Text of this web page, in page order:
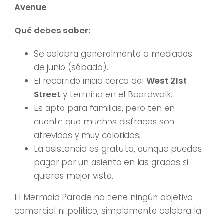
Avenue.
Qué debes saber:
Se celebra generalmente a mediados
de junio (sábado).
El recorrido inicia cerca del West 21st
Street y termina en el Boardwalk.
Es apto para familias, pero ten en
cuenta que muchos disfraces son
atrevidos y muy coloridos.
La asistencia es gratuita, aunque puedes
pagar por un asiento en las gradas si
quieres mejor vista.
El Mermaid Parade no tiene ningún objetivo
comercial ni político; simplemente celebra la